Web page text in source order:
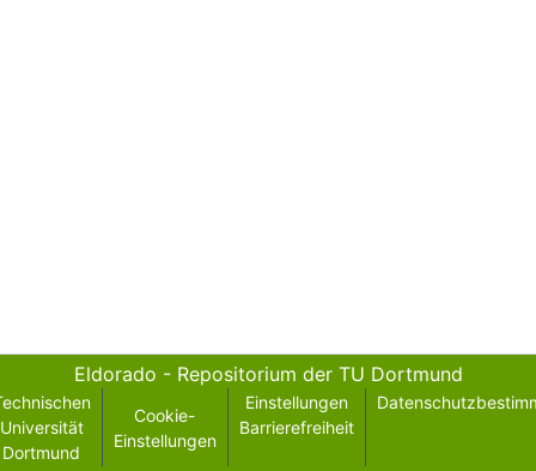
Eldorado - Repositorium der TU Dortmund
Universität
Dortmund
Cookie-
Einstellungen
Einstellungen
Barrierefreiheit